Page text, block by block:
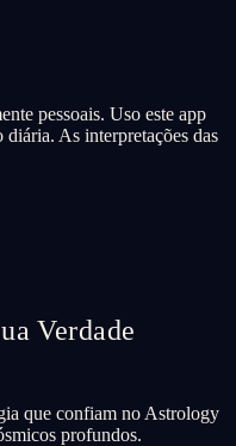
pessoais. Uso este app
diária. As interpretações das
Verdade
que confiam no Astrology
profundos.